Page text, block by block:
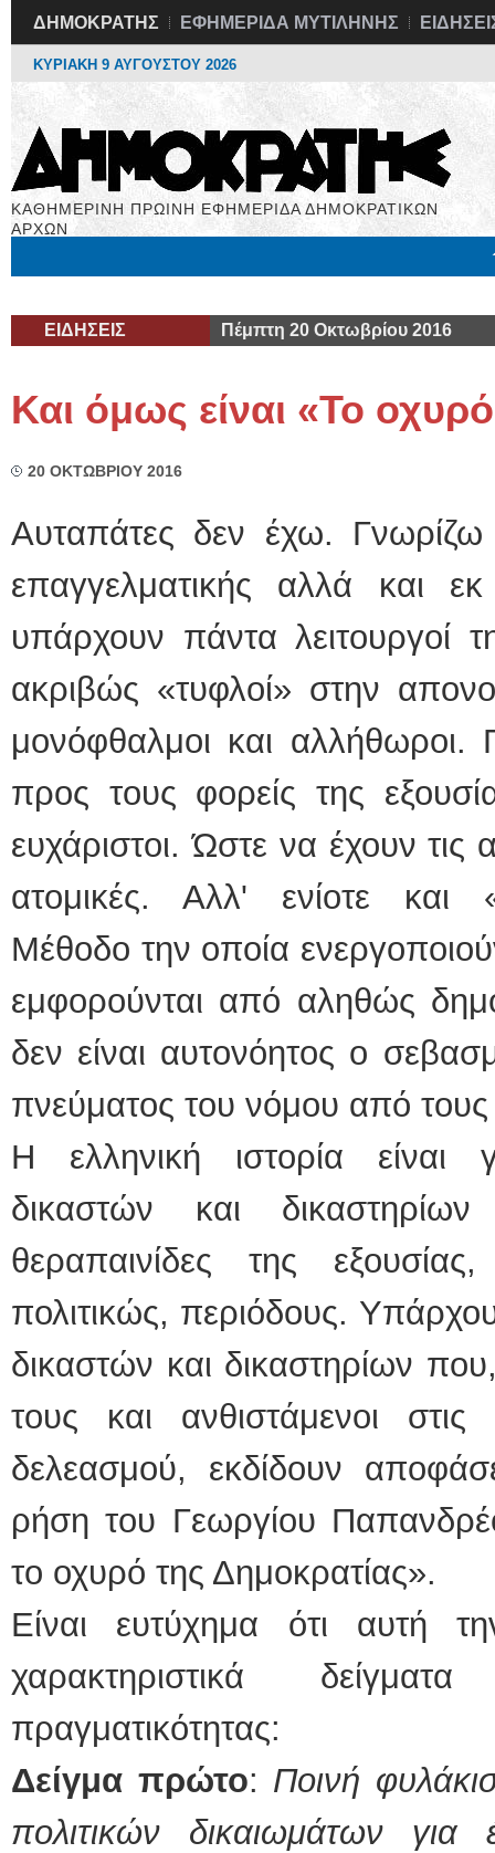
ΔΗΜΟΚΡΑΤΗΣ ΕΦΗΜΕΡΙΔΑ ΜΥΤΙΛΗΝΗΣ
ΚΥΡΙΑΚΗ 9 ΑΥΓΟΥΣΤΟΥ 2026
ΚΑΘΗΜΕΡΙΝΗ ΠΡΩΙΝΗ ΕΦΗΜΕΡΙΔΑ ΔΗΜΟΚΡΑΤΙΚΩΝ
ΑΡΧΩΝ
ΕΙΔΗΣΕΙΣ Πέμπτη 20 Οκτωβρίου 2016
Και όμως είναι «Το
20 ΟΚΤΩΒΡΙΟΥ 2016
Αυταπάτες δεν έχω.
επαγγελματικής αλλά και
υπάρχουν πάντα λειτουργοί
ακριβώς «τυφλοί» στην
μονόφθαλμοι και
προς τους φορείς της
ευχάριστοι. Ώστε να έχουν
ατομικές. Αλλ' ενίοτε και
Μέθοδο την οποία
εμφορούνται από αληθώς
δεν είναι αυτονόητος ο
πνεύματος του νόμου από τους
Η ελληνική ιστορία είναι
δικαστών και
θεραπαινίδες της
πολιτικώς, περιόδους.
δικαστών και δικαστηρίων
τους και ανθιστάμενοι
δελεασμού, εκδίδουν
ρήση του Γεωργίου
το οχυρό της Δημοκρατίας».
Είναι ευτύχημα ότι αυτή
χαρακτηριστικά
πραγματικότητας:
Δείγμα πρώτο: Ποινή
πολιτικών δικαιωμάτων